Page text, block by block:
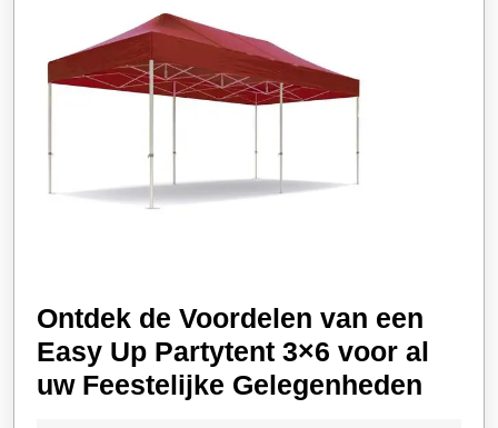
Ontdek de Voordelen van een
Easy Up Partytent 3×6 voor al
uw Feestelijke Gelegenheden